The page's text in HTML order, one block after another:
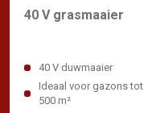
40 V grasmaaier
40 V duwmaaier
Ideaal voor gazons tot
500 m²